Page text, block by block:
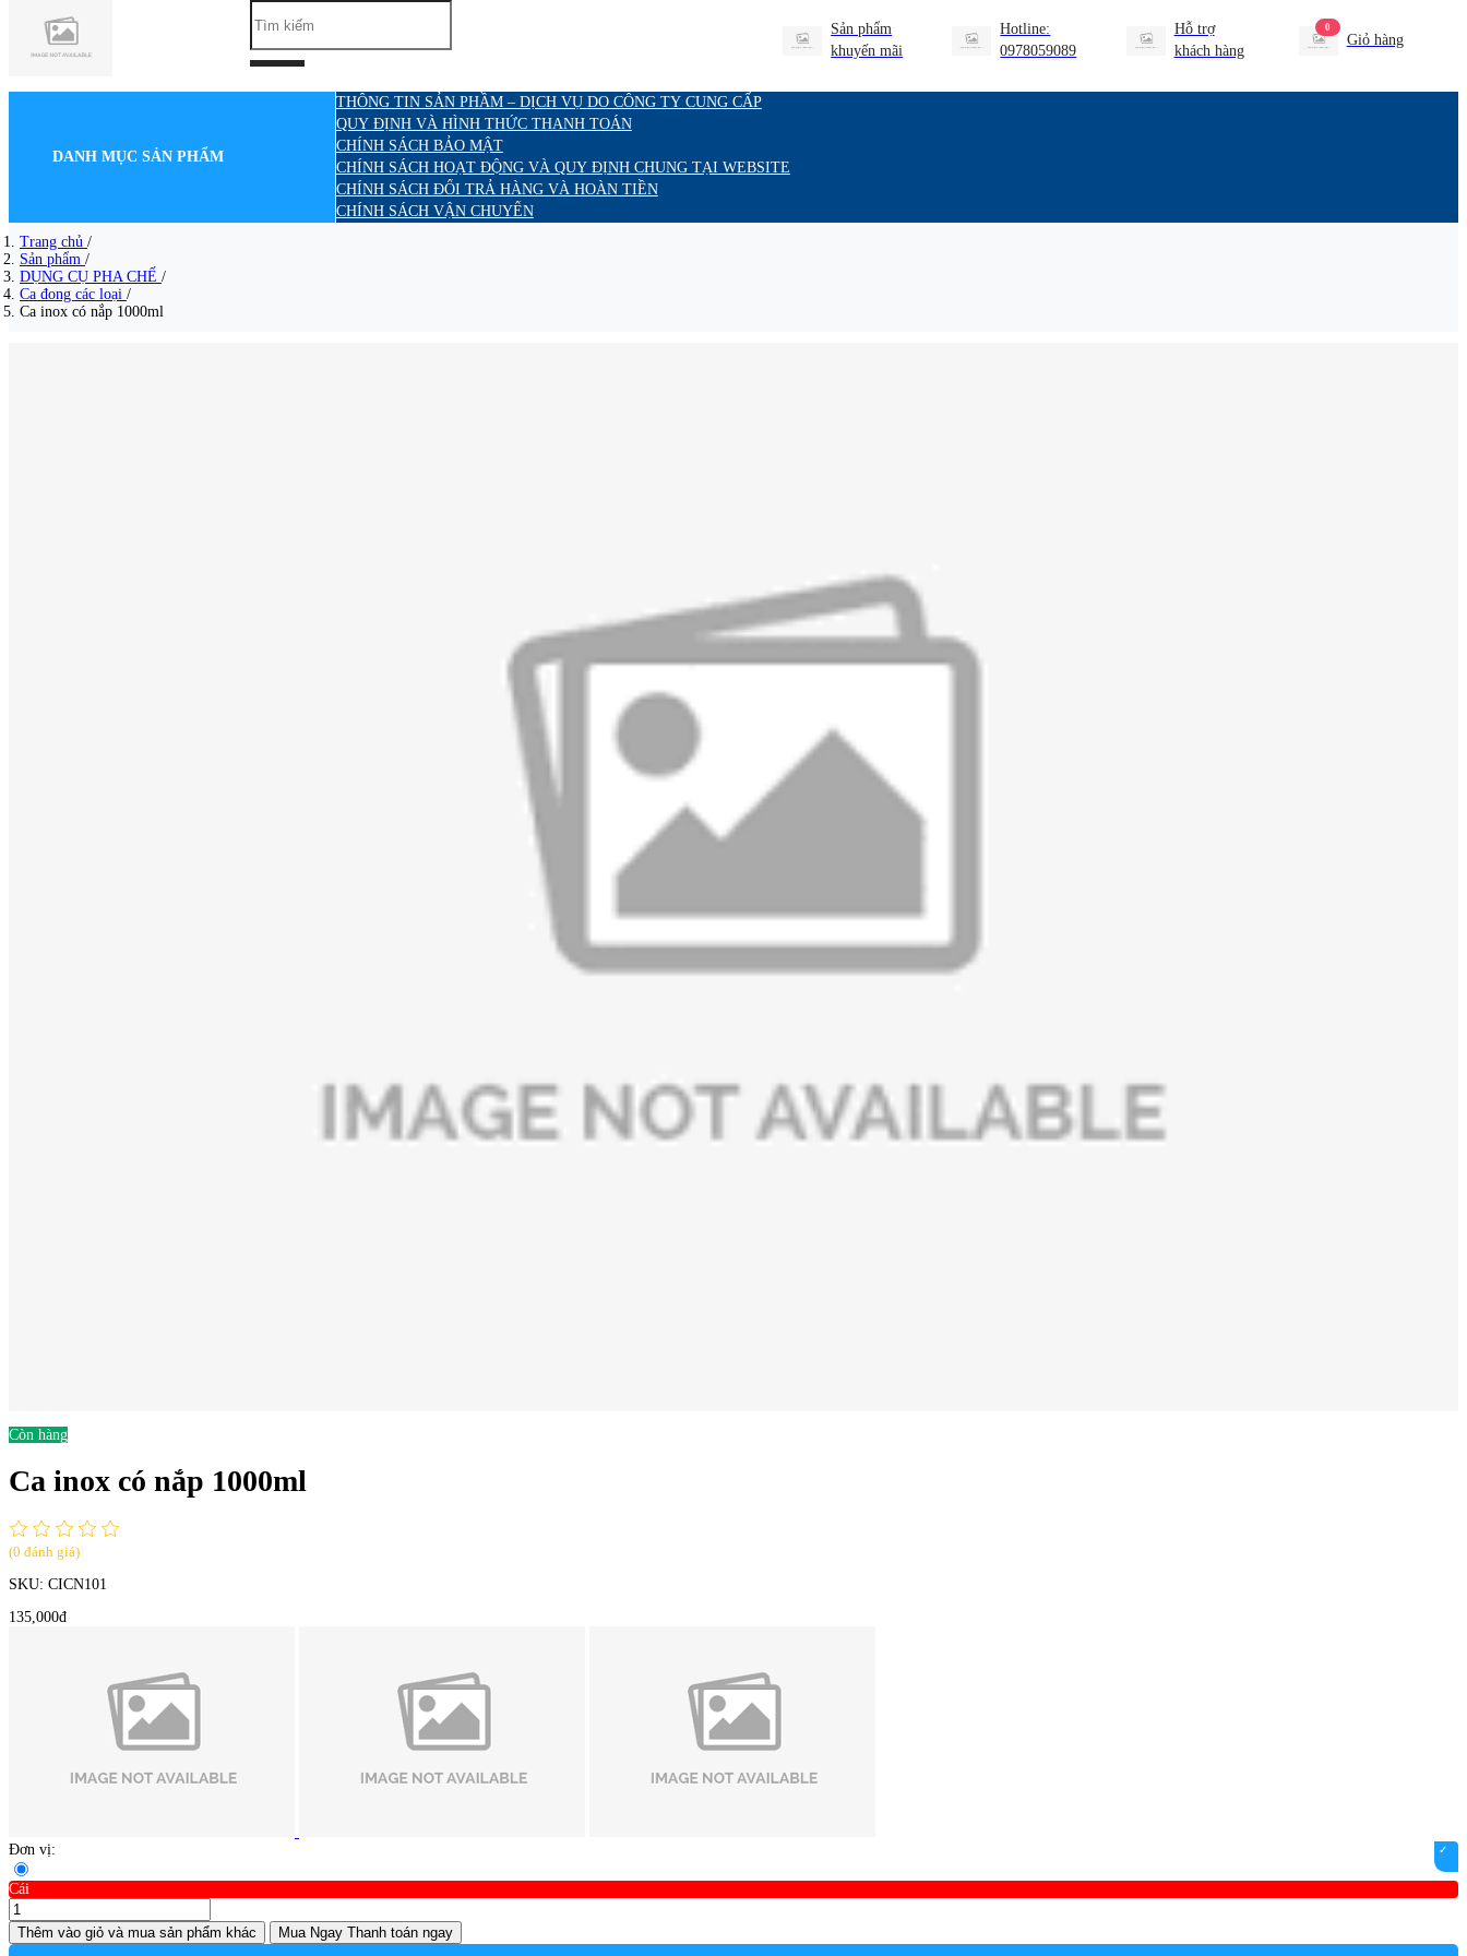
Sản phẩm
khuyến mãi
Hotline:
0978059089
Hỗ trợ
khách hàng
0
Giỏ hàng
DANH MỤC SẢN PHẨM
THÔNG TIN SẢN PHẦM – DỊCH VỤ DO CÔNG TY CUNG CẤP
QUY ĐỊNH VÀ HÌNH THỨC THANH TOÁN
CHÍNH SÁCH BẢO MẬT
CHÍNH SÁCH HOẠT ĐỘNG VÀ QUY ĐỊNH CHUNG TẠI WEBSITE
CHÍNH SÁCH ĐỔI TRẢ HÀNG VÀ HOÀN TIỀN
CHÍNH SÁCH VẬN CHUYỂN
Trang chủ /
Sản phẩm /
DỤNG CỤ PHA CHẾ /
Ca đong các loại /
Ca inox có nắp 1000ml
Còn hàng
Ca inox có nắp 1000ml
(0 đánh giá)
SKU: CICN101
135,000đ
Đơn vị:
Cái
Thêm vào giỏ và mua sản phẩm khác Mua Ngay Thanh toán ngay